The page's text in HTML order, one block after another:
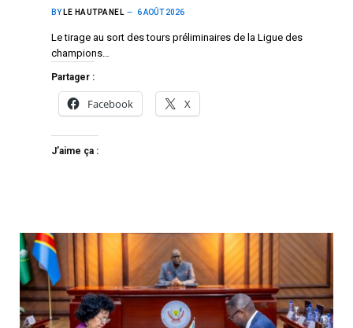
BY LE HAUTPANEL 6 AOÛT 2026
Le tirage au sort des tours préliminaires de la Ligue des
champions…
Partager :
Facebook X
J’aime ça :